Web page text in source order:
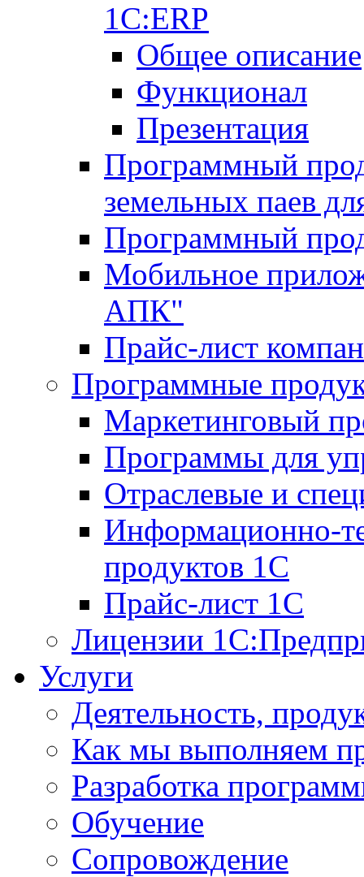
1С:ERP
Общее описание
Функционал
Презентация
Программный
земельных паев
Программный
Мобильное
АПК"
Прайс-лист
Программные
Маркетинговый
Программы для
Отраслевые и
Информационно-
продуктов 1С
Прайс-лист 1С
Лицензии
Услуги
Деятельность,
Как мы выполняем
Разработка
Обучение
Сопровождение